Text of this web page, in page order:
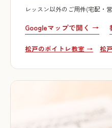
レッスン以外のご用件(宅配・
Googleマップで開く →
松戸のボイトレ教室 → 松